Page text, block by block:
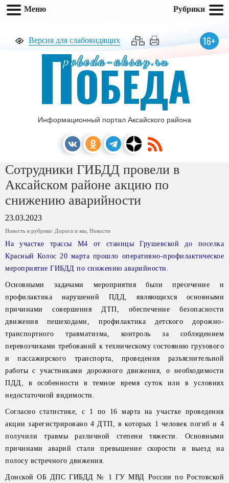
Версия для слабовидящих 16+
pobeda-aksay.ru
ПОБЕДА
Информационный портал Аксайского района
Сотрудники ГИБДД провели в
Аксайском районе акцию по
снижению аварийности
23.03.2023
Новость в рубрике: Дорога и мы Новости
На участке трассы М4 от станицы Грушевской до поселка
Красный Колос 20 марта прошло оперативно-профилактическое
мероприятие ГИБДД по снижению аварийности.
Основными задачами мероприятия были пресечение и
профилактика нарушений ПДД, являющихся основными
причинами совершения ДТП, обеспечение безопасности
движения пешеходами, профилактика детского дорожно-
транспортного травматизма, контроль за соблюдением
перевозчиками требований к техническому состоянию грузового
и пассажирского транспорта, проведения разъяснительной
работы с участниками дорожного движения, о необходимости
ПДД, в особенности в темное время суток или в условиях
недостаточной видимости.
Согласно статистике, с 1 по 16 марта на участке проведения
акции зарегистрировано 4 ДТП, в которых 1 человек погиб и 4
получили травмы различной степени тяжести. Основными
причинами аварий стали превышение скорости и выезд на
полосу встречного движения.
Донской ОБ ДПС ГИБДД № 1 ГУ МВД России по Ростовской
Меню Рубрики